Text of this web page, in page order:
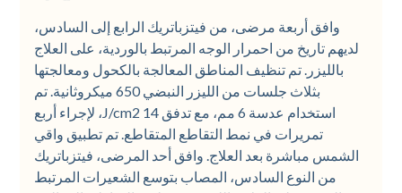
وافق أربعة مرضى، من فيتزباتريك الرابع إلى السادس،
لديهم تاريخ من احمرار الوجه المرتبط بالوردية، على العلاج
بالليزر. تم تنظيف المناطق المعالجة بالكحول ومعالجتها
بثلاث جلسات من الليزر النبضي 650 ميكروثانية. تم
استخدام عدسة 6 مم، مع تدفق 14 J/cm2، لإجراء أربع
تمريرات في نمط التقاطع المتقاطع. تم تطبيق واقي
الشمس مباشرة بعد العلاج. وافق أحد المرضى، فيتزباتريك
من النوع السادس، المصاب بتوسع الشعيرات المرتبط